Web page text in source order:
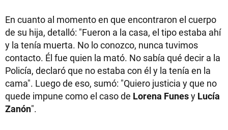
En cuanto al momento en que encontraron el cuerpo
de su hija, detalló: "Fueron a la casa, el tipo estaba ahí
y la tenía muerta. No lo conozco, nunca tuvimos
contacto. Él fue quien la mató. No sabía qué decir a la
Policía, declaró que no estaba con él y la tenía en la
cama". Luego de eso, sumó: "Quiero justicia y que no
quede impune como el caso de Lorena Funesy Lucía
Zanón".